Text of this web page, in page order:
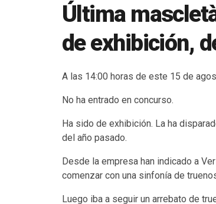
Última
de exhibición,
A las 14:00 horas de este 15 de
No ha entrado en concurso.
Ha sido de exhibición. La ha
del año pasado.
Desde la empresa han indicado a
comenzar con una sinfonía de
Luego iba a seguir un arrebato de